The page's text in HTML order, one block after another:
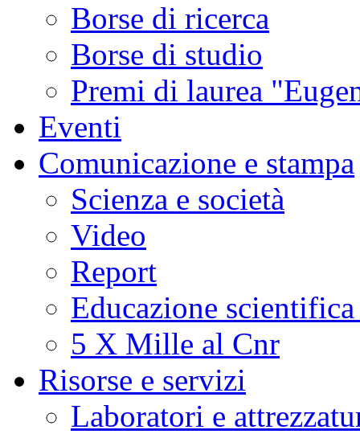
Borse di ricerca
Borse di studio
Premi di laurea
Eventi
Comunicazione e stampa
Scienza e società
Video
Report
Educazione
5 X Mille al Cnr
Risorse e servizi
Laboratori e